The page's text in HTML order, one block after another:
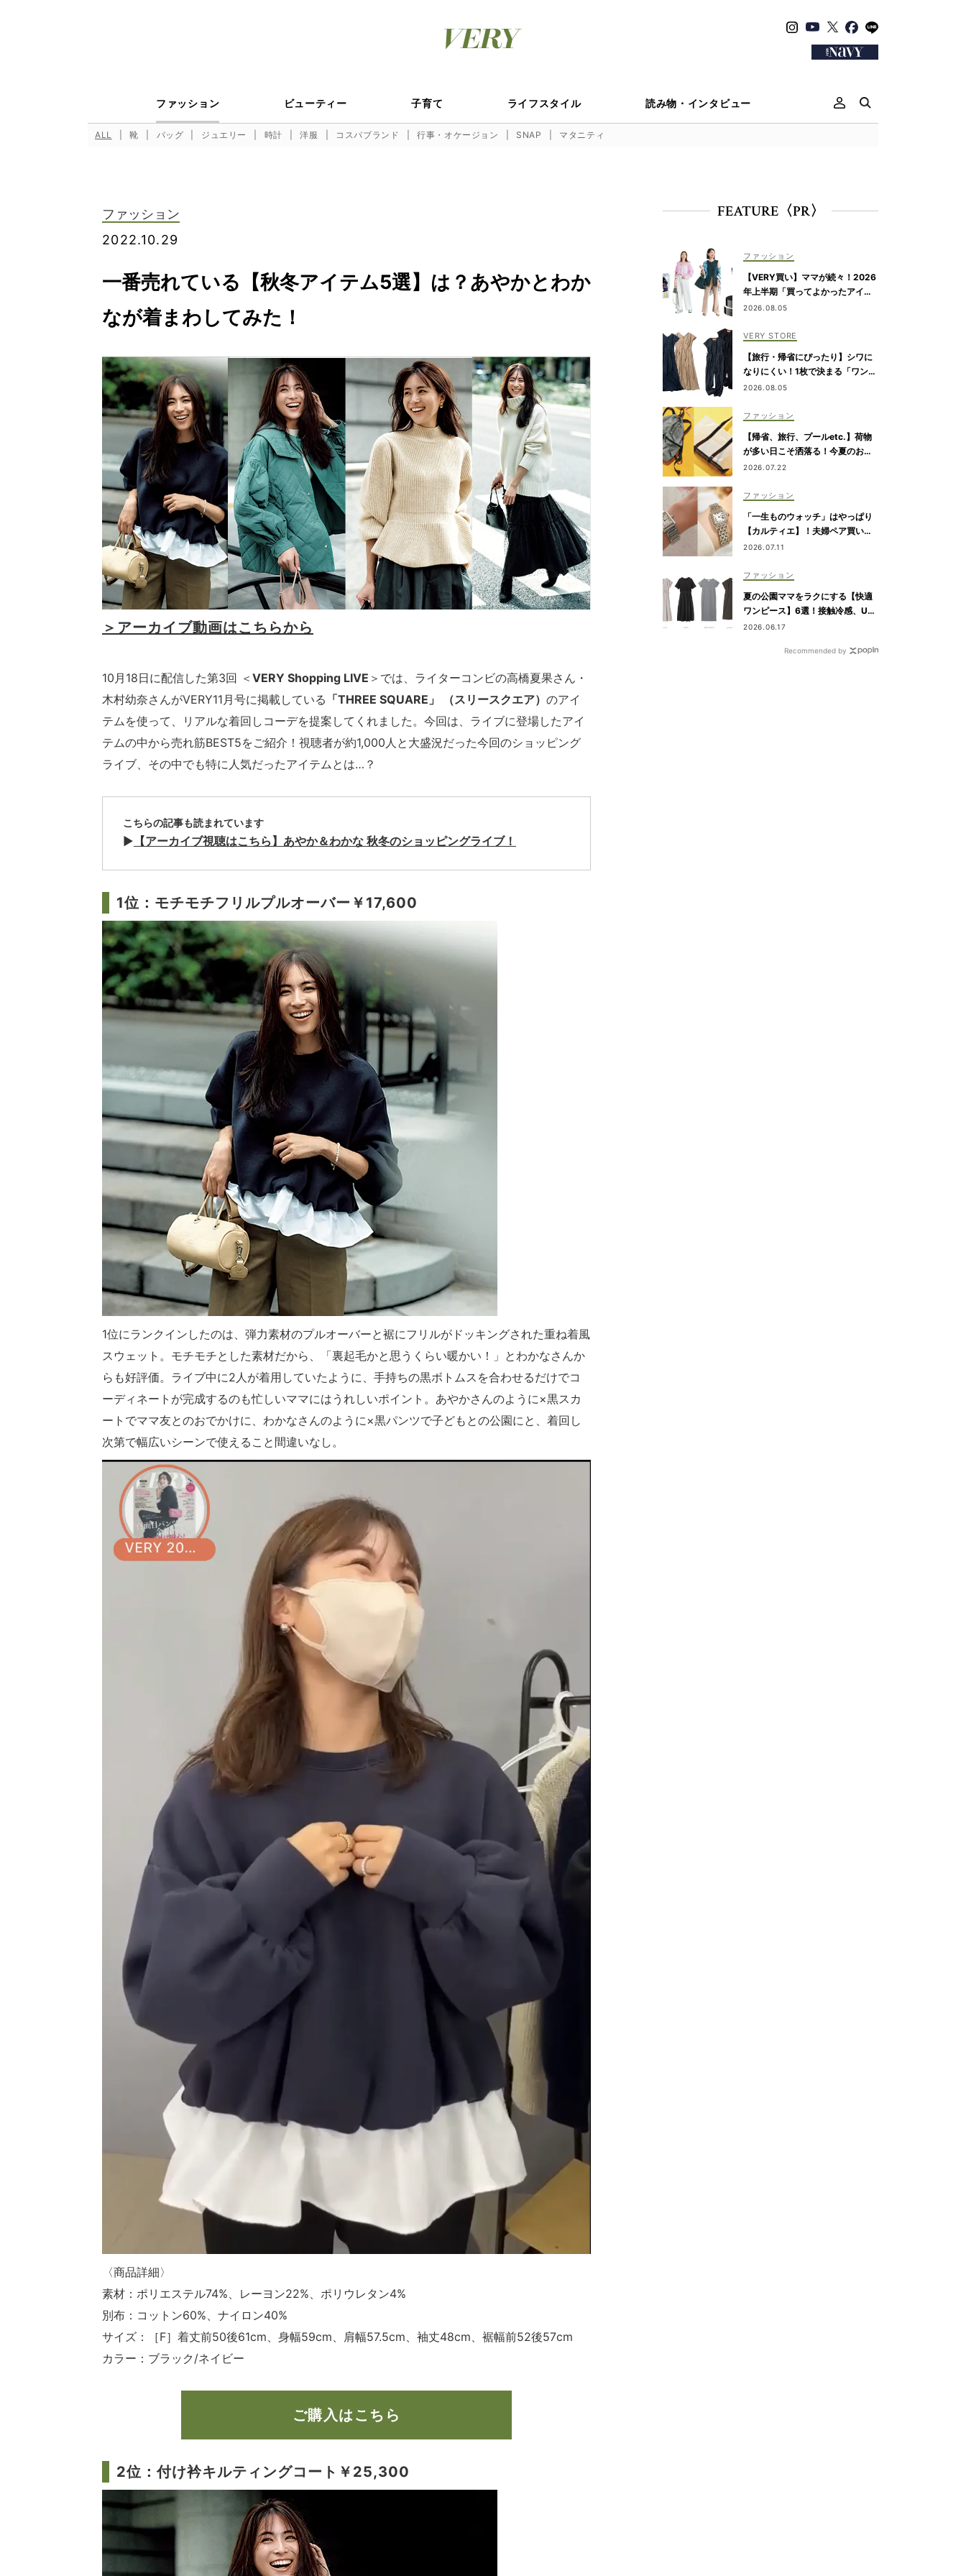
ファッション ビューティー 子育て ライフスタイル 読み物・インタビュー
ALL 靴 バッグ ジュエリー 時計 洋服 コスパブランド 行事・オケージョン SNAP マタニティ
ファッション
2022.10.29
一番売れている【秋冬アイテム5選】は？あやかとわか
なが着まわしてみた！
＞アーカイブ動画はこちらから
10月18日に配信した第3回 ＜ VERY Shopping LIVE ＞では、ライターコンビの高橋夏果さん・
木村幼奈さんがVERY11月号に掲載している 「THREE SQUARE 」 （スリースクエア） のアイ
テムを使って、リアルな着回しコーデを提案してくれました。今回は、ライブに登場したアイ
テムの中から売れ筋BEST5をご紹介！視聴者が約1,000人と大盛況だった今回のショッピング
ライブ、その中でも特に人気だったアイテムとは…？
こちらの記事も読まれています
▶︎ 【アーカイブ視聴はこちら】あやか＆わかな 秋冬のショッピングライブ！
1位：モチモチフリルプルオーバー￥17,600
1位にランクインしたのは、弾力素材のプルオーバーと裾にフリルがドッキングされた重ね着風
スウェット。モチモチとした素材だから、「裏起毛かと思うくらい暖かい！」とわかなさんか
らも好評価。ライブ中に2 人が着用していたように、手持ちの黒ボトムスを合わせるだけでコ
ーディネートが完成するのも忙しいママにはうれしいポイント。あやかさんのように×黒スカ
ートでママ友とのおでかけに、わかなさんのように×黒パンツで子どもとの公園にと、着回し
次第で幅広いシーンで使えること間違いなし。
〈商品詳細〉
素材：ポリエステル74%、レーヨン22%、ポリウレタン4%
別布：コットン60%、ナイロン40%
サイズ：［F］着丈前50後61cm、身幅59cm、肩幅57.5cm、袖丈48cm、裾幅前52後57cm
カラー：ブラック/ネイビー
ご購入はこちら
2位：付け衿キルティングコート￥25,300
FEATURE〈PR〉
ファッション
【VERY買い】ママが続々！2026
年上半期「買ってよかったアイテ
ム」を発表
2026.08.05
VERY STORE
【旅行・帰省にぴったり】シワに
なりにくい！1枚で決まる「ワンピ
&オールインワン」2選
2026.08.05
ファッション
【帰省、旅行、プールetc.】荷物
が多い日こそ洒落る！今夏のお出
かけ名品「トート＆リュック」５
2026.07.22
ファッション
「一生ものウォッチ」はやっぱり
【カルティエ】！夫婦ペア買い
も。ママたちがリアルに選んだモ
2026.07.11
ファッション
夏の公園ママをラクにする【快適
ワンピース】6選！接触冷感、UV
カット機能付きも
2026.06.17
Recommended by